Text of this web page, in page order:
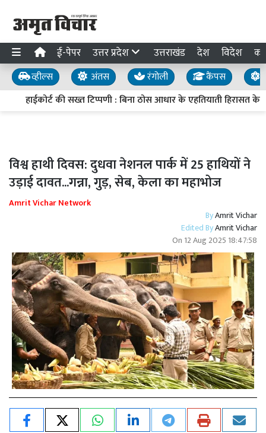
ई-पेपर उत्तर प्रदेश उत्तराखंड देश विदेश
व्हील्स अंतस रंगोली कैंपस
हाईकोर्ट की सख्त टिप्पणी : बिना ठोस आधार के एहतियाती हिरासत के
विश्व हाथी दिवस: दुधवा नेशनल पार्क में 25 हाथियों ने
उड़ाई दावत...गन्ना, गुड़, सेब, केला का महाभोज
Amrit Vichar Network
ByAmrit Vichar
Edited ByAmrit Vichar
On 12 Aug 2025 18:47:58